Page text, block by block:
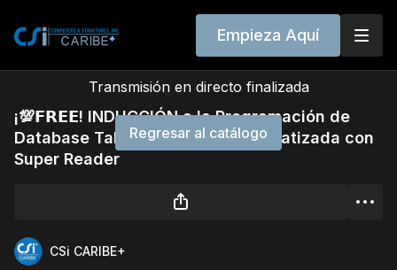
Empieza Aquí
Transmisión en directo finalizada
Regresar al catálogo
¡💯𝗙𝗥𝗘𝗘! INDUCCIÓN a la Programación de
Database Tables y Lectura Automatizada con
Super Reader
CSi CARIBE+